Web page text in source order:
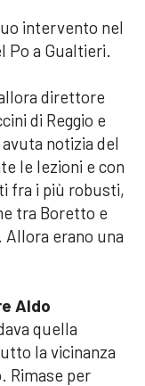
intervento nel
Po a Gualtieri.
direttore
di Reggio e
notizia del
le lezioni e con
fra i più robusti,
tra Boretto e
erano una
Aldo
quella
la vicinanza
Rimase per